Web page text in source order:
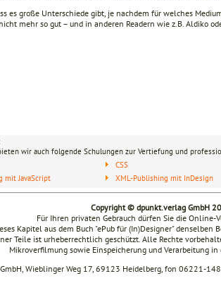
es große Unterschiede gibt, je nachdem für welches
mehr so gut – und in anderen Readern wie z.B. Aldiko
wir auch folgende Schulungen zur Vertiefung und
mit JavaScript
CSS
XML-Publishing mit InDesign
Copyright © dpunkt.verlag GmbH
Für Ihren privaten Gebrauch dürfen Sie die Online-
Kapitel aus dem Buch "ePub für (In)Designer" denselben
Teile ist urheberrechtlich geschützt. Alle Rechte
Mikroverfilmung sowie Einspeicherung und Verarbeitung in
Wieblinger Weg 17, 69123 Heidelberg, fon 06221-